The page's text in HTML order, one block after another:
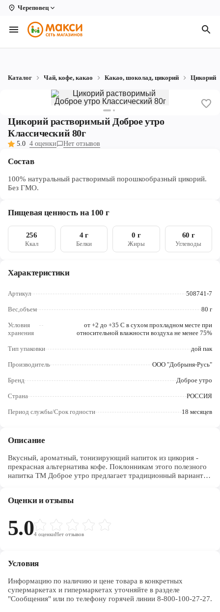
Череповец
Вологда
Архангельск
Коряжма
Котлас
Новодвинск
Рыбинск
Череповец
Ярославль
Каталог Чай, кофе, какао Какао, шоколад, цикорий Цикорий
Цикорий растворимый Доброе утро
Классический 80г
5.0 4 оценки Нет отзывов
Состав
100% натуральный растворимый порошкообразный цикорий.
Без ГМО.
Пищевая ценность на 100 г
256
Ккал
4 г
Белки
0 г
Жиры
60 г
Углеводы
Характеристики
Артикул 508741-7
Вес,объем 80 г
Условия
хранения
от +2 до +35 C в сухом прохладном месте при
относительной влажности воздуха не менее 75%
Тип упаковки дой пак
Производитель ООО "Добрыня-Русь"
Бренд Доброе утро
Страна РОССИЯ
Период службы/Срок годности 18 месяцев
Описание
Вкусный, ароматный, тонизирующий напиток из цикория -
прекрасная альтернатива кофе. Поклонникам этого полезного
напитка ТМ Доброе утро предлагает традиционный вариант
Оценки и отзывы
5.04 оценкиНет отзывов
Условия
Информацию по наличию и цене товара в конкретных
супермаркетах и гипермаркетах уточняйте в разделе
"Сообщения" или по телефону горячей линии 8-800-100-27-27.